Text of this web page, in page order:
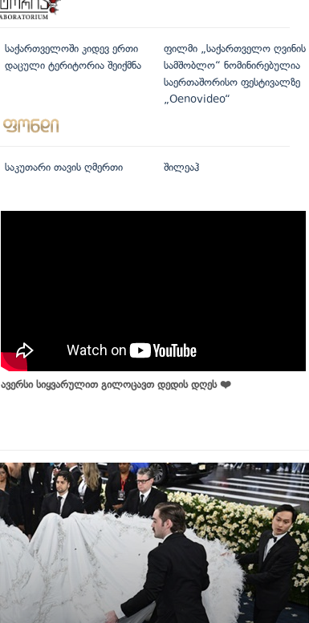
საქართველოში კიდევ ერთი
დაცული ტერიტორია შეიქმნა
ფილმი „საქართველო ღვინის
სამშობლო“ ნომინირებულია
საერთაშორისო ფესტივალზე
„Oenovideo“
საკუთარი თავის ღმერთი შილეაჰ
ავერსი სიყვარულით გილოცავთ დედის დღეს ❤️